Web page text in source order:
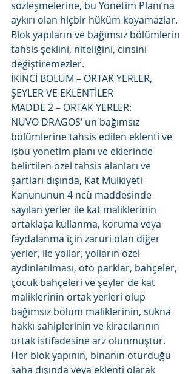
sözleşmelerine, bu Yönetim Planı’na
aykırı olan hiçbir hüküm koyamazlar.
Blok yapıların ve bağımsız bölümlerin
tahsis şeklini, niteliğini, cinsini
değiştiremezler.
İKİNCİ BÖLÜM – ORTAK YERLER,
ŞEYLER VE EKLENTİLER
MADDE 2 – ORTAK YERLER:
NUVO DRAGOS’ un bağımsız
bölümlerine tahsis edilen eklenti ve
işbu yönetim planı ve eklerinde
belirtilen özel tahsis alanları ve
şartları dışında, Kat Mülkiyeti
Kanununun 4 ncü maddesinde
sayılan yerler ile kat maliklerinin
ortaklaşa kullanma, koruma veya
faydalanma için zaruri olan diğer
yerler, ile yollar, yolların özel
aydınlatılması, oto parklar, bahçeler,
çocuk bahçeleri ve şeyler de kat
maliklerinin ortak yerleri olup
bağımsız bölüm maliklerinin, sükna
hakkı sahiplerinin ve kiracılarının
ortak istifadesine arz olunmuştur.
Her blok yapının, binanın oturduğu
saha dışında veya eklenti olarak